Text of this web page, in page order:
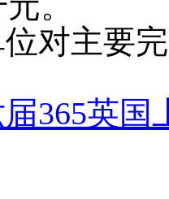
对主要
365英